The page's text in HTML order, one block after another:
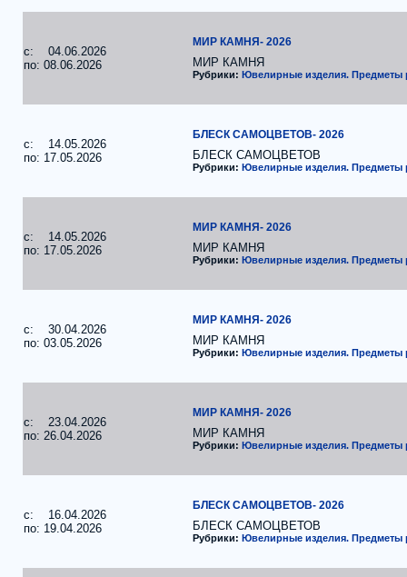
c: 04.06.2026
по: 08.06.2026
МИР КАМНЯ- 2026
МИР КАМНЯ
Рубрики: Ювелирные изделия. Предметы
c: 14.05.2026
по: 17.05.2026
БЛЕСК САМОЦВЕТОВ- 2026
БЛЕСК САМОЦВЕТОВ
Рубрики: Ювелирные изделия. Предметы
c: 14.05.2026
по: 17.05.2026
МИР КАМНЯ- 2026
МИР КАМНЯ
Рубрики: Ювелирные изделия. Предметы
c: 30.04.2026
по: 03.05.2026
МИР КАМНЯ- 2026
МИР КАМНЯ
Рубрики: Ювелирные изделия. Предметы
c: 23.04.2026
по: 26.04.2026
МИР КАМНЯ- 2026
МИР КАМНЯ
Рубрики: Ювелирные изделия. Предметы
c: 16.04.2026
по: 19.04.2026
БЛЕСК САМОЦВЕТОВ- 2026
БЛЕСК САМОЦВЕТОВ
Рубрики: Ювелирные изделия. Предметы